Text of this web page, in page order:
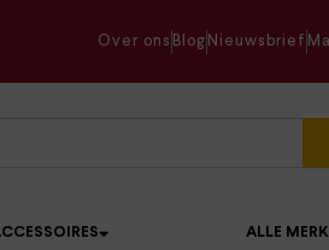
Over ons Blog Nieuwsbrief
ALLE